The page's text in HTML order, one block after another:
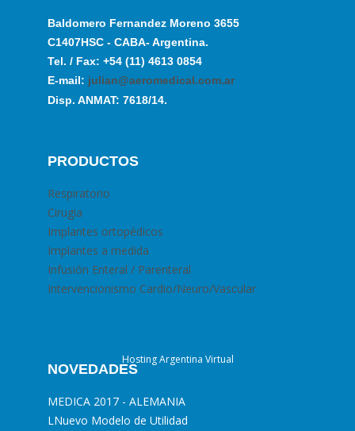
Baldomero Fernandez Moreno 3655
C1407HSC - CABA- Argentina.
Tel. / Fax: +54 (11) 4613 0854
E-mail: julian@aeromedical.com.ar
Disp. ANMAT: 7618/14.
PRODUCTOS
Respiratorio
Cirugia
Implantes ortopédicos
Implantes a medida
Infusión Enteral / Parenteral
Intervencionismo Cardio/Neuro/Vascular
NOVEDADES
MEDICA 2017 - ALEMANIA
LNuevo Modelo de Utilidad
Hosting Argentina Virtual